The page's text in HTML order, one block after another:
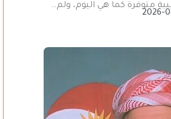
متوفرة كما هي اليوم، ولم…
2026-